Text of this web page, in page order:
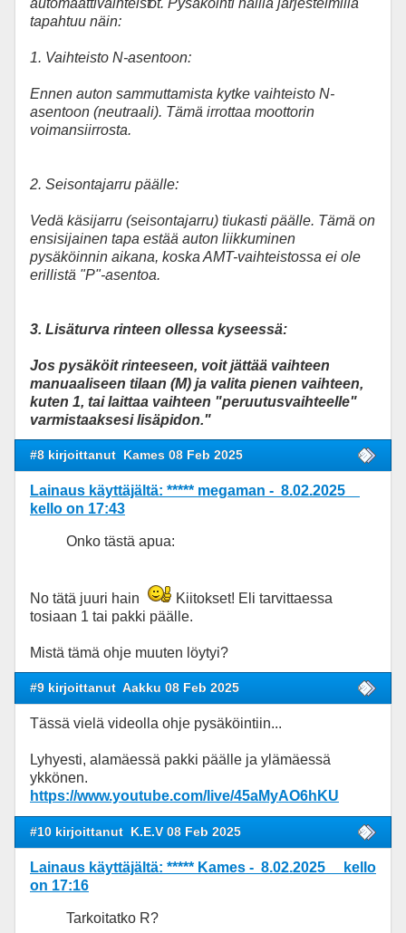
tapahtuu näin:
1. Vaihteisto N-asentoon:
Ennen auton sammuttamista kytke vaihteisto N-
asentoon (neutraali). Tämä irrottaa moottorin
voimansiirrosta.
2. Seisontajarru päälle:
Vedä käsijarru (seisontajarru) tiukasti päälle. Tämä on
ensisijainen tapa estää auton liikkuminen
pysäköinnin aikana, koska AMT-vaihteistossa ei ole
erillistä "P"-asentoa.
3. Lisäturva rinteen ollessa kyseessä:
Jos pysäköit rinteeseen, voit jättää vaihteen
manuaaliseen tilaan (M) ja valita pienen vaihteen,
kuten 1, tai laittaa vaihteen "peruutusvaihteelle"
varmistaaksesi lisäpidon."
#8 kirjoittanut Kames 08 Feb 2025
Lainaus käyttäjältä: ***** megaman - 8.02.2025
kello on 17:43
Onko tästä apua:
No tätä juuri hain
Kiitokset! Eli tarvittaessa
tosiaan 1 tai pakki päälle.
Mistä tämä ohje muuten löytyi?
#9 kirjoittanut Aakku 08 Feb 2025
Tässä vielä videolla ohje pysäköintiin...
Lyhyesti, alamäessä pakki päälle ja ylämäessä
ykkönen.
https://www.youtube.com/live/45aMyAO6hKU
#10 kirjoittanut K.E.V 08 Feb 2025
Lainaus käyttäjältä: ***** Kames - 8.02.2025 kello
on 17:16
Tarkoitatko R?